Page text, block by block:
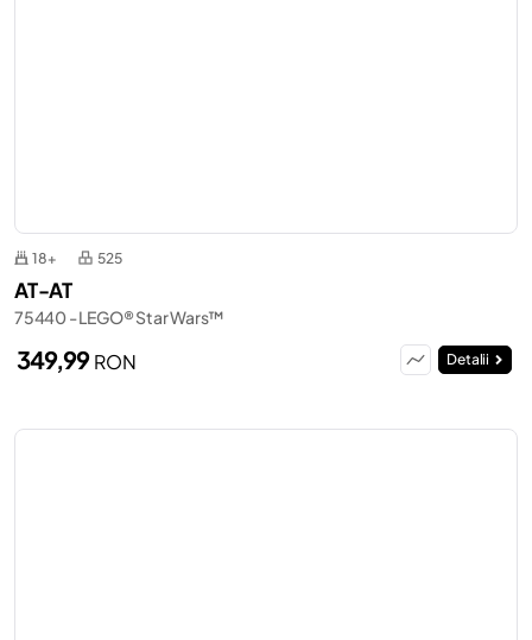
18+ 525
AT-AT
75440 - LEGO® Star Wars™
349,99RON Detalii